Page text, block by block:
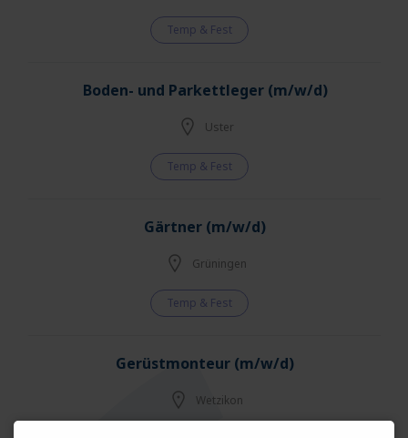
Temp & Fest
Boden- und Parkettleger (m/w/d)
Uster
Temp & Fest
Gärtner (m/w/d)
Grüningen
Temp & Fest
Gerüstmonteur (m/w/d)
Wetzikon